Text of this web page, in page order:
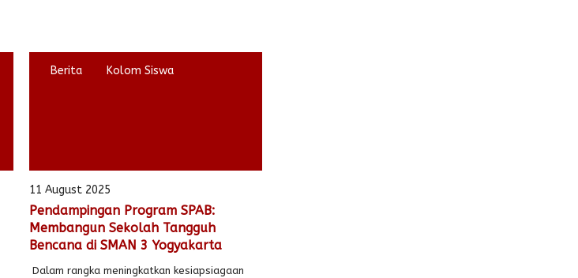
Berita Kolom Siswa
11 August 2025
Pendampingan Program SPAB:
Membangun Sekolah Tangguh
Bencana di SMAN 3 Yogyakarta
Dalam rangka meningkatkan kesiapsiagaan